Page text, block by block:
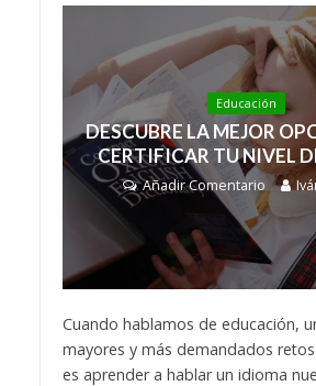
Educación
DESCUBRE LA MEJOR
CERTIFICAR TU NIVEL
Añadir Comentario
Cuando hablamos de educación,
mayores y más demandados
es aprender a hablar un idioma